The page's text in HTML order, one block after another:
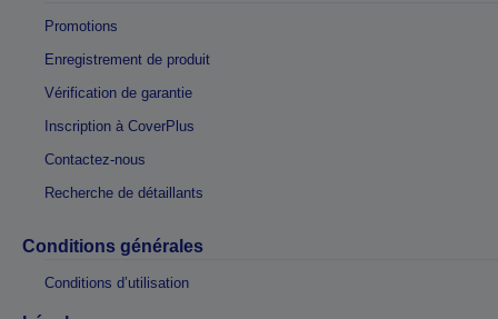
Promotions
Enregistrement de produit
Vérification de garantie
Inscription à CoverPlus
Contactez-nous
Recherche de détaillants
Conditions générales
Conditions d’utilisation